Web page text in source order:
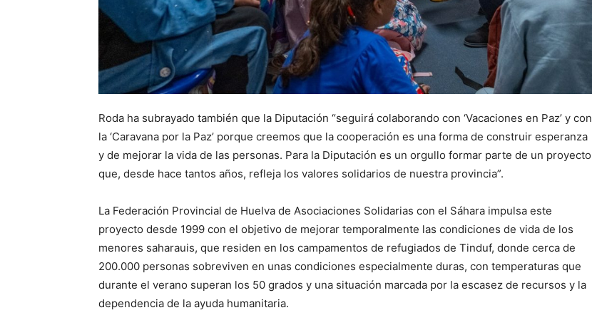
Roda ha subrayado también que la Diputación “seguirá colaborando con ‘Vacaciones en Paz’ y con
la ‘Caravana por la Paz’ porque creemos que la cooperación es una forma de construir esperanza
y de mejorar la vida de las personas. Para la Diputación es un orgullo formar parte de un proyecto
que, desde hace tantos años, refleja los valores solidarios de nuestra provincia”.
La Federación Provincial de Huelva de Asociaciones Solidarias con el Sáhara impulsa este
proyecto desde 1999 con el objetivo de mejorar temporalmente las condiciones de vida de los
menores saharauis, que residen en los campamentos de refugiados de Tinduf, donde cerca de
200.000 personas sobreviven en unas condiciones especialmente duras, con temperaturas que
durante el verano superan los 50 grados y una situación marcada por la escasez de recursos y la
dependencia de la ayuda humanitaria.